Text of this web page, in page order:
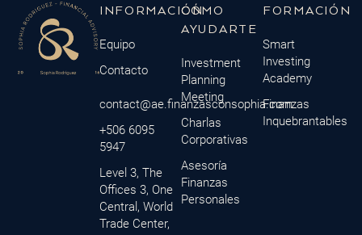
INFORMACIÓN
Equipo
Contacto
contact@ae.finanzasconsophia.com
+506 6095
5947
Level 3, The
Offices 3, One
Central, World
Trade Center,
CÓMO
AYUDARTE
Investment
Planning
Meeting
Charlas
Corporativas
Asesoría
Finanzas
Personales
FORMACIÓN
Smart
Investing
Academy
Finanzas
Inquebrantables